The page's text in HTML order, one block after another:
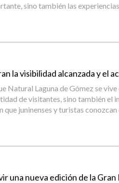
sino también las
la visibilidad alcanzada y el
Natural Laguna de Gómez se
de visitantes, sino también el
juninenses y turistas
una nueva edición de la Gran